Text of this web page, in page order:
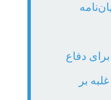
دفاع
بر